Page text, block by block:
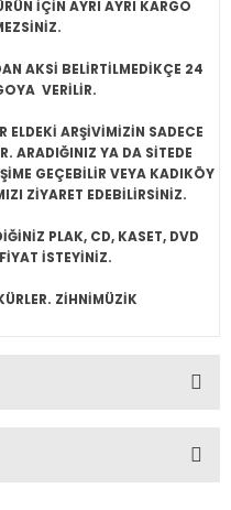
İÇİN AYRI AYRI KARGO
AKSİ BELİRTİLMEDİKÇE 24
VERİLİR.
ELDEKİ ARŞİVİMİZİN SADECE
ARADIĞINIZ YA DA SİTEDE
GEÇEBİLİR VEYA KADIKÖY
ZİYARET EDEBİLİRSİNİZ.
PLAK, CD, KASET, DVD
İSTEYİNİZ.
ZİHNİMÜZİK